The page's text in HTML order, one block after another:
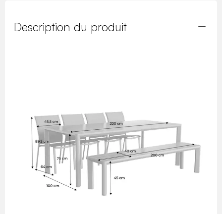
Description du produit